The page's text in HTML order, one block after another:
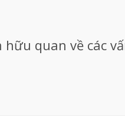
quan về các